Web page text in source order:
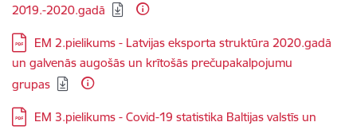
2019.-2020.gadā
Lejupielādēt:
EM 2.pielikums - Latvijas eksporta struktūra 2020.gadā
un galvenās augošās un krītošās prečupakalpojumu
grupas
Lejupielādēt:
EM 3.pielikums - Covid-19 statistika Baltijas valstīs un